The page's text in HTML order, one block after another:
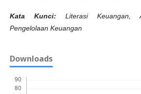
Kata Kunci: Literasi Keuangan,
Pengelolaan Keuangan
Downloads